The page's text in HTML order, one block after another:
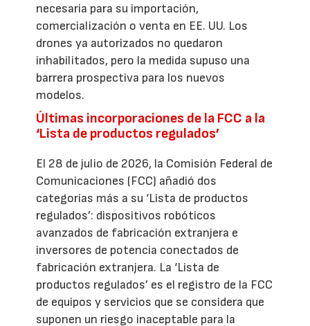
necesaria para su importación,
comercialización o venta en EE. UU. Los
drones ya autorizados no quedaron
inhabilitados, pero la medida supuso una
barrera prospectiva para los nuevos
modelos.
Últimas incorporaciones de la FCC a la
‘Lista de productos regulados’
El 28 de julio de 2026, la Comisión Federal de
Comunicaciones (FCC) añadió dos
categorías más a su ‘Lista de productos
regulados’: dispositivos robóticos
avanzados de fabricación extranjera e
inversores de potencia conectados de
fabricación extranjera. La ‘Lista de
productos regulados’ es el registro de la FCC
de equipos y servicios que se considera que
suponen un riesgo inaceptable para la